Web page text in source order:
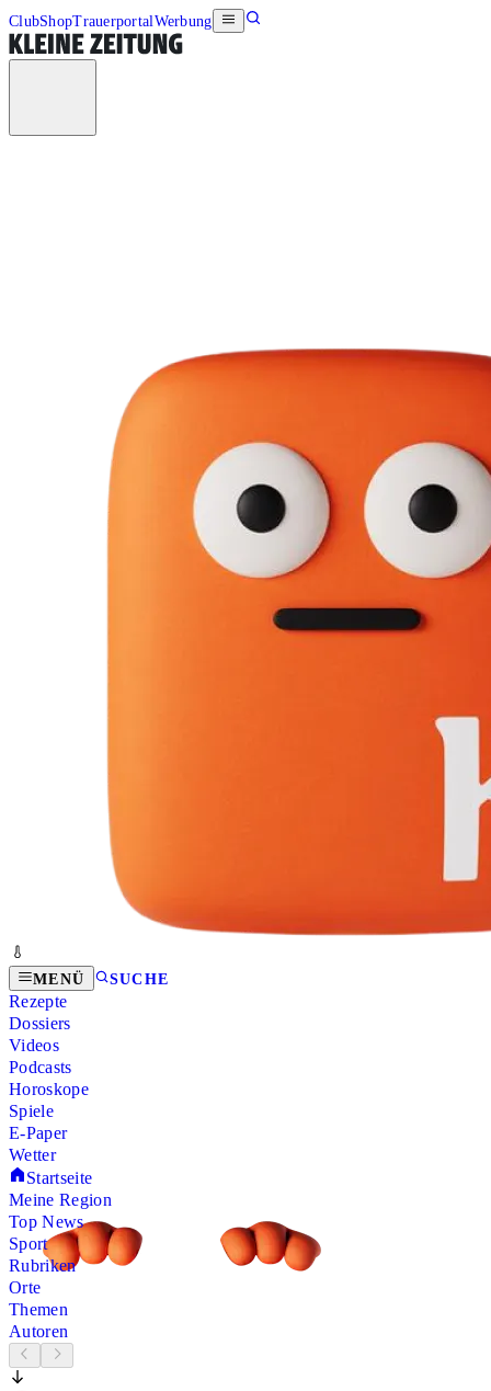
ClubShopTrauerportalWerbung
MENÜ SUCHE
Rezepte
Dossiers
Videos
Podcasts
Horoskope
Spiele
E-Paper
Wetter
Startseite
Meine Region
Top News
Sport
Rubriken
Orte
Themen
Autoren